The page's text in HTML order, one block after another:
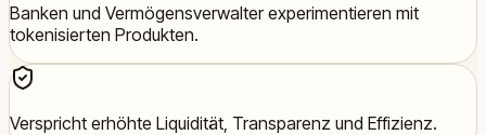
Banken und Vermögensverwalter experimentieren mit
tokenisierten Produkten.
Verspricht erhöhte Liquidität, Transparenz und Effizienz.